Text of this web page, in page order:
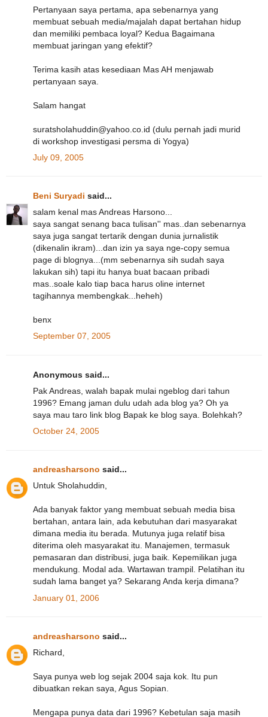
Pertanyaan saya pertama, apa sebenarnya yang
membuat sebuah media/majalah dapat bertahan hidup
dan memiliki pembaca loyal? Kedua Bagaimana
membuat jaringan yang efektif?
Terima kasih atas kesediaan Mas AH menjawab
pertanyaan saya.
Salam hangat
suratsholahuddin@yahoo.co.id (dulu pernah jadi murid
di workshop investigasi persma di Yogya)
July 09, 2005
Beni Suryadi said...
salam kenal mas Andreas Harsono...
saya sangat senang baca tulisan'' mas..dan sebenarnya
saya juga sangat tertarik dengan dunia jurnalistik
(dikenalin ikram)...dan izin ya saya nge-copy semua
page di blognya...(mm sebenarnya sih sudah saya
lakukan sih) tapi itu hanya buat bacaan pribadi
mas..soale kalo tiap baca harus oline internet
tagihannya membengkak...heheh)
benx
September 07, 2005
Anonymous said...
Pak Andreas, walah bapak mulai ngeblog dari tahun
1996? Emang jaman dulu udah ada blog ya? Oh ya
saya mau taro link blog Bapak ke blog saya. Bolehkah?
October 24, 2005
andreasharsono said...
Untuk Sholahuddin,
Ada banyak faktor yang membuat sebuah media bisa
bertahan, antara lain, ada kebutuhan dari masyarakat
dimana media itu berada. Mutunya juga relatif bisa
diterima oleh masyarakat itu. Manajemen, termasuk
pemasaran dan distribusi, juga baik. Kepemilikan juga
mendukung. Modal ada. Wartawan trampil. Pelatihan itu
sudah lama banget ya? Sekarang Anda kerja dimana?
January 01, 2006
andreasharsono said...
Richard,
Saya punya web log sejak 2004 saja kok. Itu pun
dibuatkan rekan saya, Agus Sopian.
Mengapa punya data dari 1996? Kebetulan saja masih